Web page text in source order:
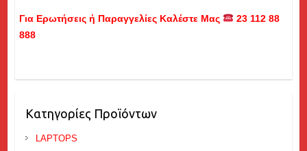
Για Ερωτήσεις ή Παραγγελίες Καλέστε Μας
23 112 88
888
Κατηγορίες Προϊόντων
LAPTOPS